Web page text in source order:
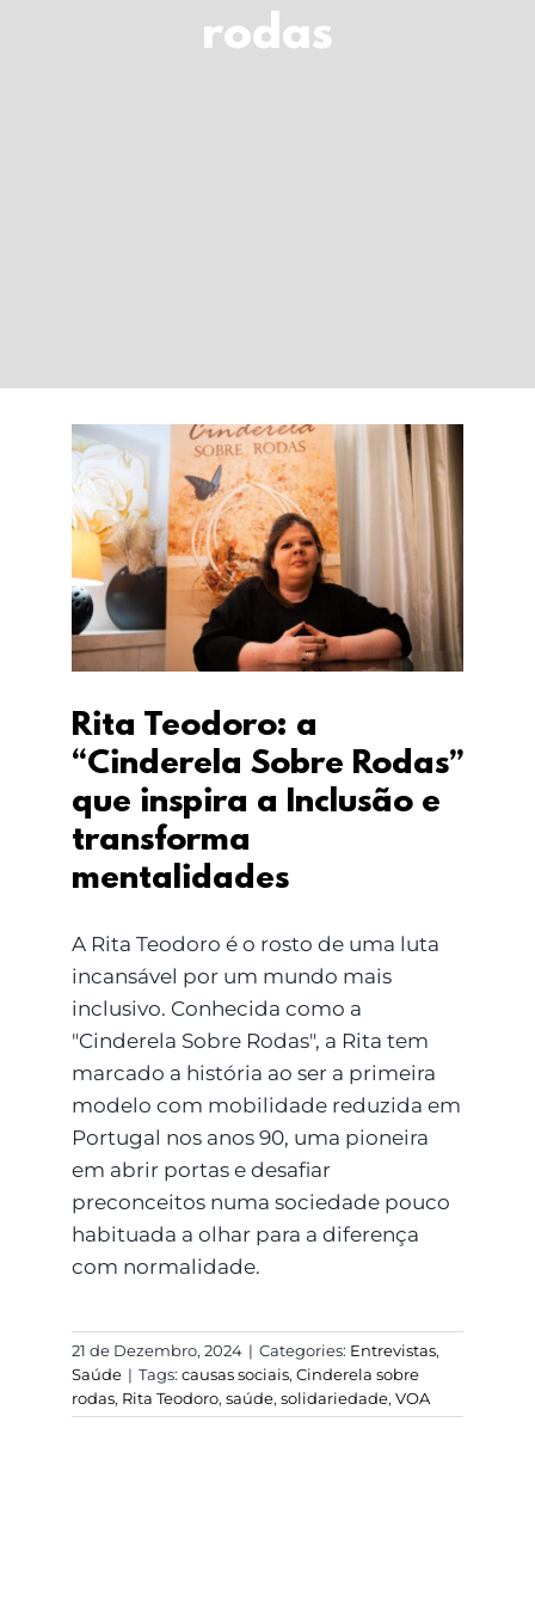
rodas
Rita Teodoro: a
“Cinderela Sobre
Rodas” que inspira a
Inclusão e transforma
mentalidades
Rita Teodoro: a
“Cinderela Sobre Rodas”
que inspira a Inclusão e
transforma
mentalidades
A Rita Teodoro é o rosto de uma luta
incansável por um mundo mais
inclusivo. Conhecida como a
"Cinderela Sobre Rodas", a Rita tem
marcado a história ao ser a primeira
modelo com mobilidade reduzida em
Portugal nos anos 90, uma pioneira
em abrir portas e desafiar
preconceitos numa sociedade pouco
habituada a olhar para a diferença
com normalidade.
21 de Dezembro, 2024 | Categories: Entrevistas,
Saúde | Tags: causas sociais, Cinderela sobre
rodas, Rita Teodoro, saúde, solidariedade, VOA